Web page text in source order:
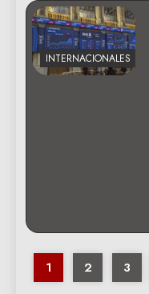
INTERNACIONALES
1 2 3